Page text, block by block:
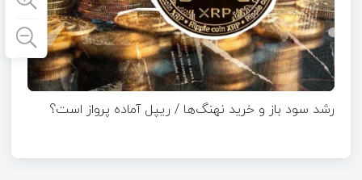
رشد سود باز و خرید نهنگ‌ها / ریپل آماده پرواز است؟